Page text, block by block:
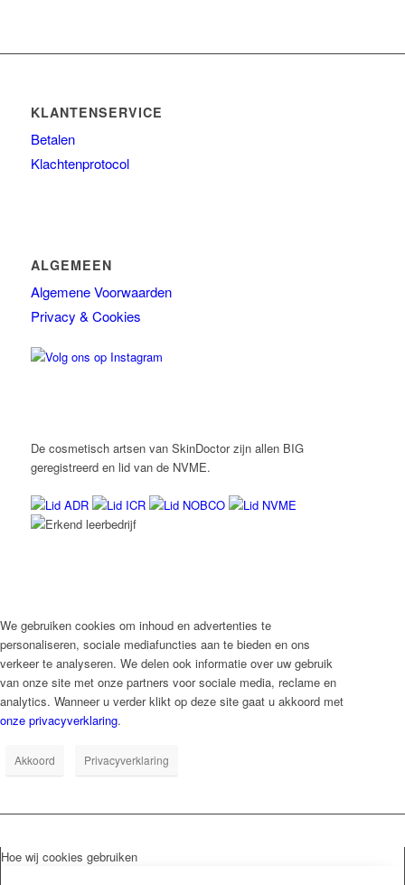
KLANTENSERVICE
Betalen
Klachtenprotocol
ALGEMEEN
Algemene Voorwaarden
Privacy & Cookies
De cosmetisch artsen van SkinDoctor zijn allen BIG
geregistreerd en lid van de NVME.
We gebruiken cookies om inhoud en advertenties te
personaliseren, sociale mediafuncties aan te bieden en ons
verkeer te analyseren. We delen ook informatie over uw gebruik
van onze site met onze partners voor sociale media, reclame en
analytics. Wanneer u verder klikt op deze site gaat u akkoord met
onze privacyverklaring.
Akkoord Privacyverklaring
Hoe wij cookies gebruiken